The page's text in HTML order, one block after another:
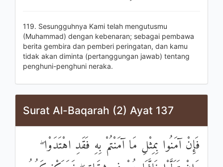
119. Sesungguhnya Kami telah mengutusmu
(Muhammad) dengan kebenaran; sebagai pembawa
berita gembira dan pemberi peringatan, dan kamu
tidak akan diminta (pertanggungan jawab) tentang
penghuni-penghuni neraka.
Surat Al-Baqarah (2) Ayat 137
فَإِنْ آمَنُوا بِمِثْلِ مَا آمَنْتُمْ بِهِ فَقَدِ اهْتَدَوْا ۖ